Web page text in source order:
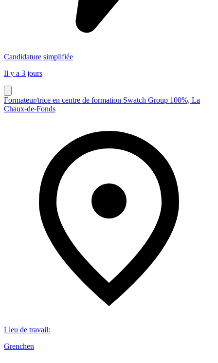
Candidature simplifiée
Il y a 3 jours
Formateur/trice en centre de formation Swatch Group 100%, La
Chaux-de-Fonds
Lieu de travail:
Grenchen